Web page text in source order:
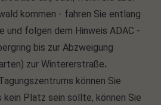
kommen - fahren Sie entlang
und folgen dem Hinweis ADAC -
bis zur Abzweigung
zur Wintererstraße.
können Sie
kein Platz sein sollte, können Sie